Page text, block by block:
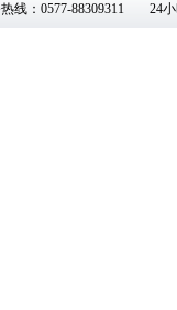
线：0577-88309311
24